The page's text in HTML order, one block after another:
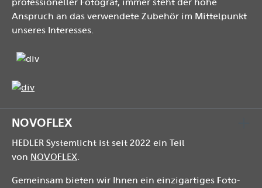
professioneller Fotograf, immer steht der hohe
Anspruch an das verwendete Zubehör im Mittelpunkt
unseres Interesses.
NOVOFLEX
HEDLER Systemlicht ist seit 2022 ein Teil
von NOVOFLEX.
Gemeinsam bieten wir Ihnen ein einzigartiges Foto-